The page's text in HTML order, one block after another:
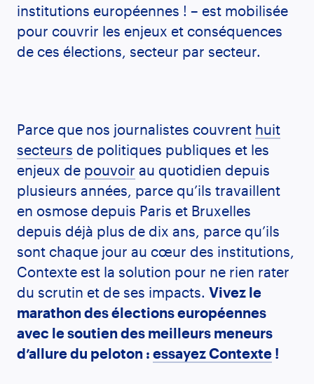
institutions européennes ! – est mobilisée
pour couvrir les enjeux et conséquences
de ces élections, secteur par secteur.
Parce que nos journalistes couvrent huit
secteurs de politiques publiques et les
enjeux de pouvoir au quotidien depuis
plusieurs années, parce qu’ils travaillent
en osmose depuis Paris et Bruxelles
depuis déjà plus de dix ans, parce qu’ils
sont chaque jour au cœur des institutions,
Contexte est la solution pour ne rien rater
du scrutin et de ses impacts. Vivez le
marathon des élections européennes
avec le soutien des meilleurs meneurs
d’allure du peloton : essayez Contexte !